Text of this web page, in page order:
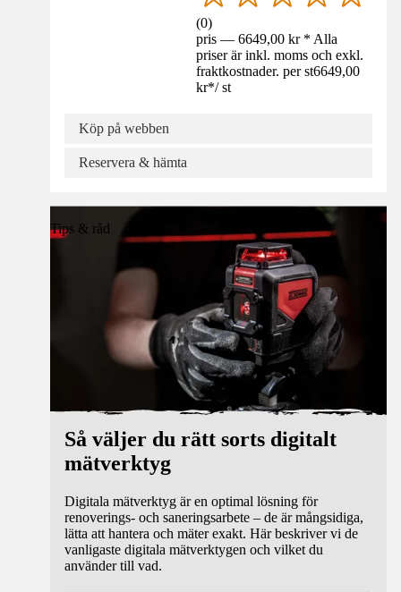
(0)
pris — 6649,00 kr * Alla
priser är inkl. moms och exkl.
fraktkostnader. per st6649,00
kr*/ st
Köp på webben
Reservera & hämta
Tips & råd
Så väljer du rätt sorts digitalt
mätverktyg
Digitala mätverktyg är en optimal lösning för
renoverings- och saneringsarbete – de är mångsidiga,
lätta att hantera och mäter exakt. Här beskriver vi de
vanligaste digitala mätverktygen och vilket du
använder till vad.